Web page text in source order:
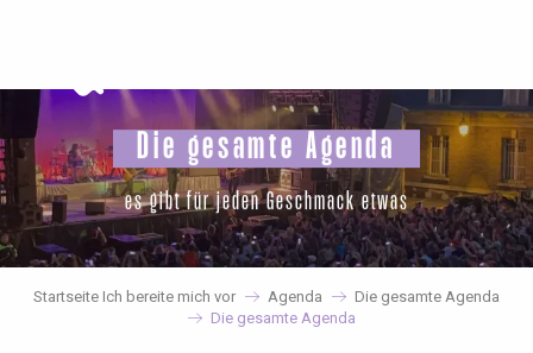
principal
Die gesamte Agenda
es gibt für jeden Geschmack etwas
Startseite Ich bereite mich vor Agenda
Die gesamte Agenda
Die gesamte Agenda